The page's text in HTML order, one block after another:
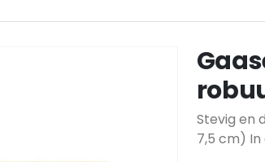
Stevig en
7,5 cm)